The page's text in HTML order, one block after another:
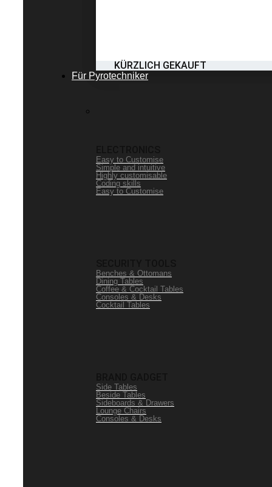
KÜRZLICH GEKAUFT
Für Pyrotechniker
Easy to Customise
Simple and intuitive
Highly customisable
Coding skills
Easy to Customise
Benches & Ottomans
Dining Tables
Coffee & Cocktail Tables
Consoles & Desks
Cocktail Tables
Side Tables
Beside Tables
Sideboards & Drawers
Lounge Chairs
Consoles & Desks